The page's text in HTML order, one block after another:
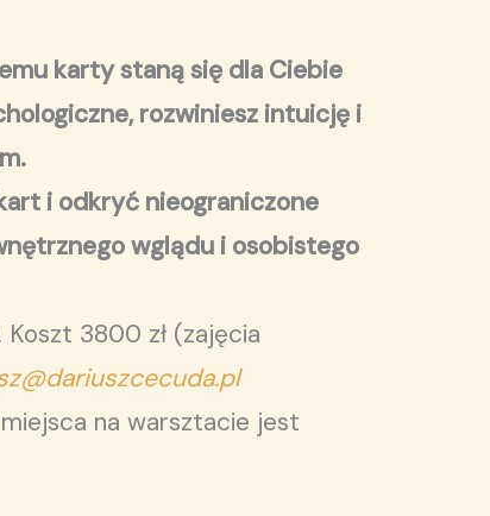
karty staną się dla Ciebie
rozwiniesz intuicję i
i odkryć nieograniczone
wglądu i osobistego
3800 zł (zajęcia
na warsztacie jest